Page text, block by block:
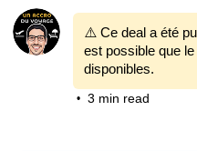
⚠️ Ce deal a été
est possible que
disponibles.
• 3 min read